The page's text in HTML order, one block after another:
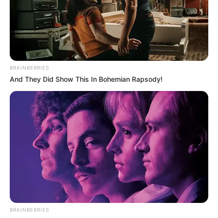
Αναφέρουν συνολικά
BRAINBERRIES
And They Did Show This In Bohemian Rapsody!
BRAINBERRIES